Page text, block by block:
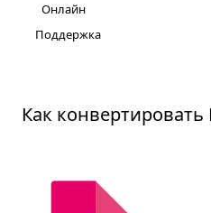
Онлайн
Поддержка
Как